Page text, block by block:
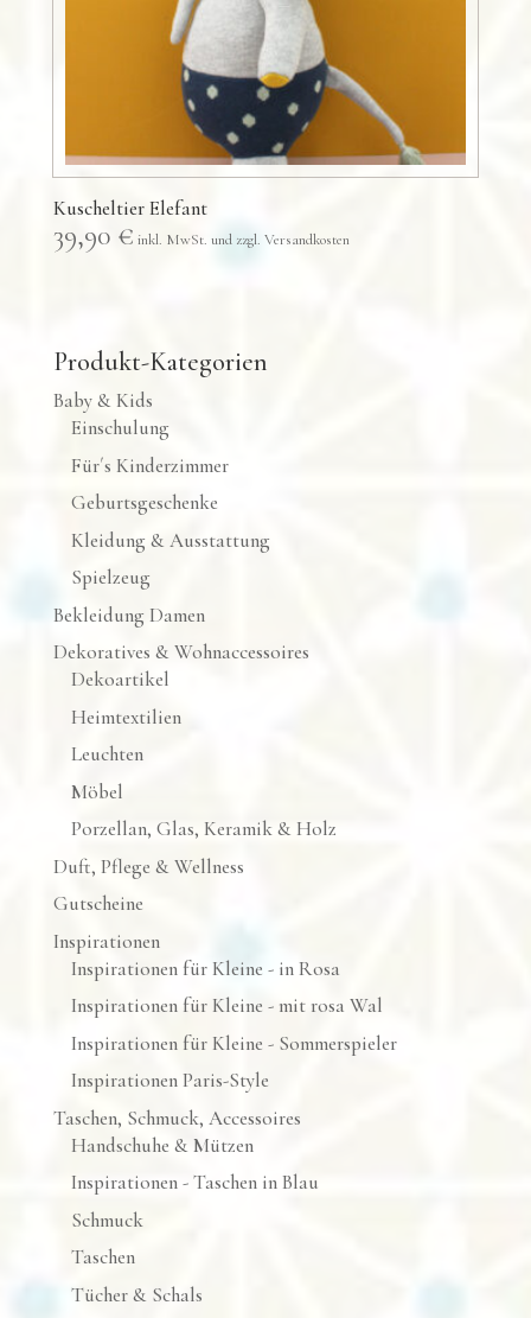
Kuscheltier Elefant
39,90 €
Produkt-Kategorien
Baby & Kids
Einschulung
Für´s Kinderzimmer
Geburtsgeschenke
Kleidung & Ausstattung
Spielzeug
Bekleidung Damen
Dekoratives & Wohnaccessoires
Dekoartikel
Heimtextilien
Leuchten
Möbel
Porzellan, Glas, Keramik & Holz
Duft, Pflege & Wellness
Gutscheine
Inspirationen
Inspirationen für Kleine - in Rosa
Inspirationen für Kleine - mit rosa Wal
Inspirationen für Kleine - Sommerspieler
Inspirationen Paris-Style
Taschen, Schmuck, Accessoires
Handschuhe & Mützen
Inspirationen - Taschen in Blau
Schmuck
Taschen
Tücher & Schals